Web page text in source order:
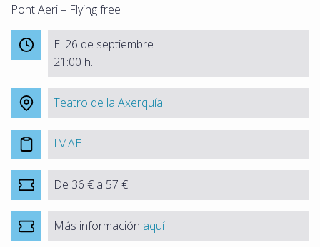
Pont Aeri – Flying free
El 26 de septiembre
21:00 h.
Teatro de la Axerquía
IMAE
De 36 € a 57 €
Más información aquí